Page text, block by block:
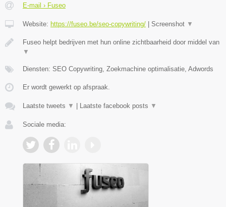
E-mail › Fuseo
Website: https://fuseo.be/seo-copywriting/ | Screenshot ▼
Fuseo helpt bedrijven met hun online zichtbaarheid door middel van
▼
Diensten: SEO Copywriting, Zoekmachine optimalisatie, Adwords
Er wordt gewerkt op afspraak.
Laatste tweets ▼ | Laatste facebook posts ▼
Sociale media: